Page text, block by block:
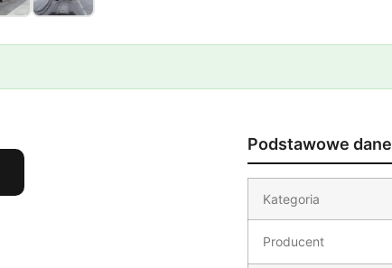
Podstawowe dane
Kategoria
Producent